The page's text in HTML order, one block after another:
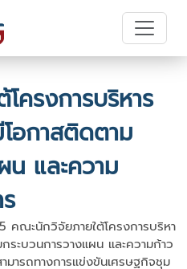
ครงการบริหาร
อกาสติดตาม
น และความ
นักวิจัยภายใต้โครงการบริหา
ระบวนการวางแผน และความก้าว
มารถทางการแข่งขันเศรษฐกิจชุม